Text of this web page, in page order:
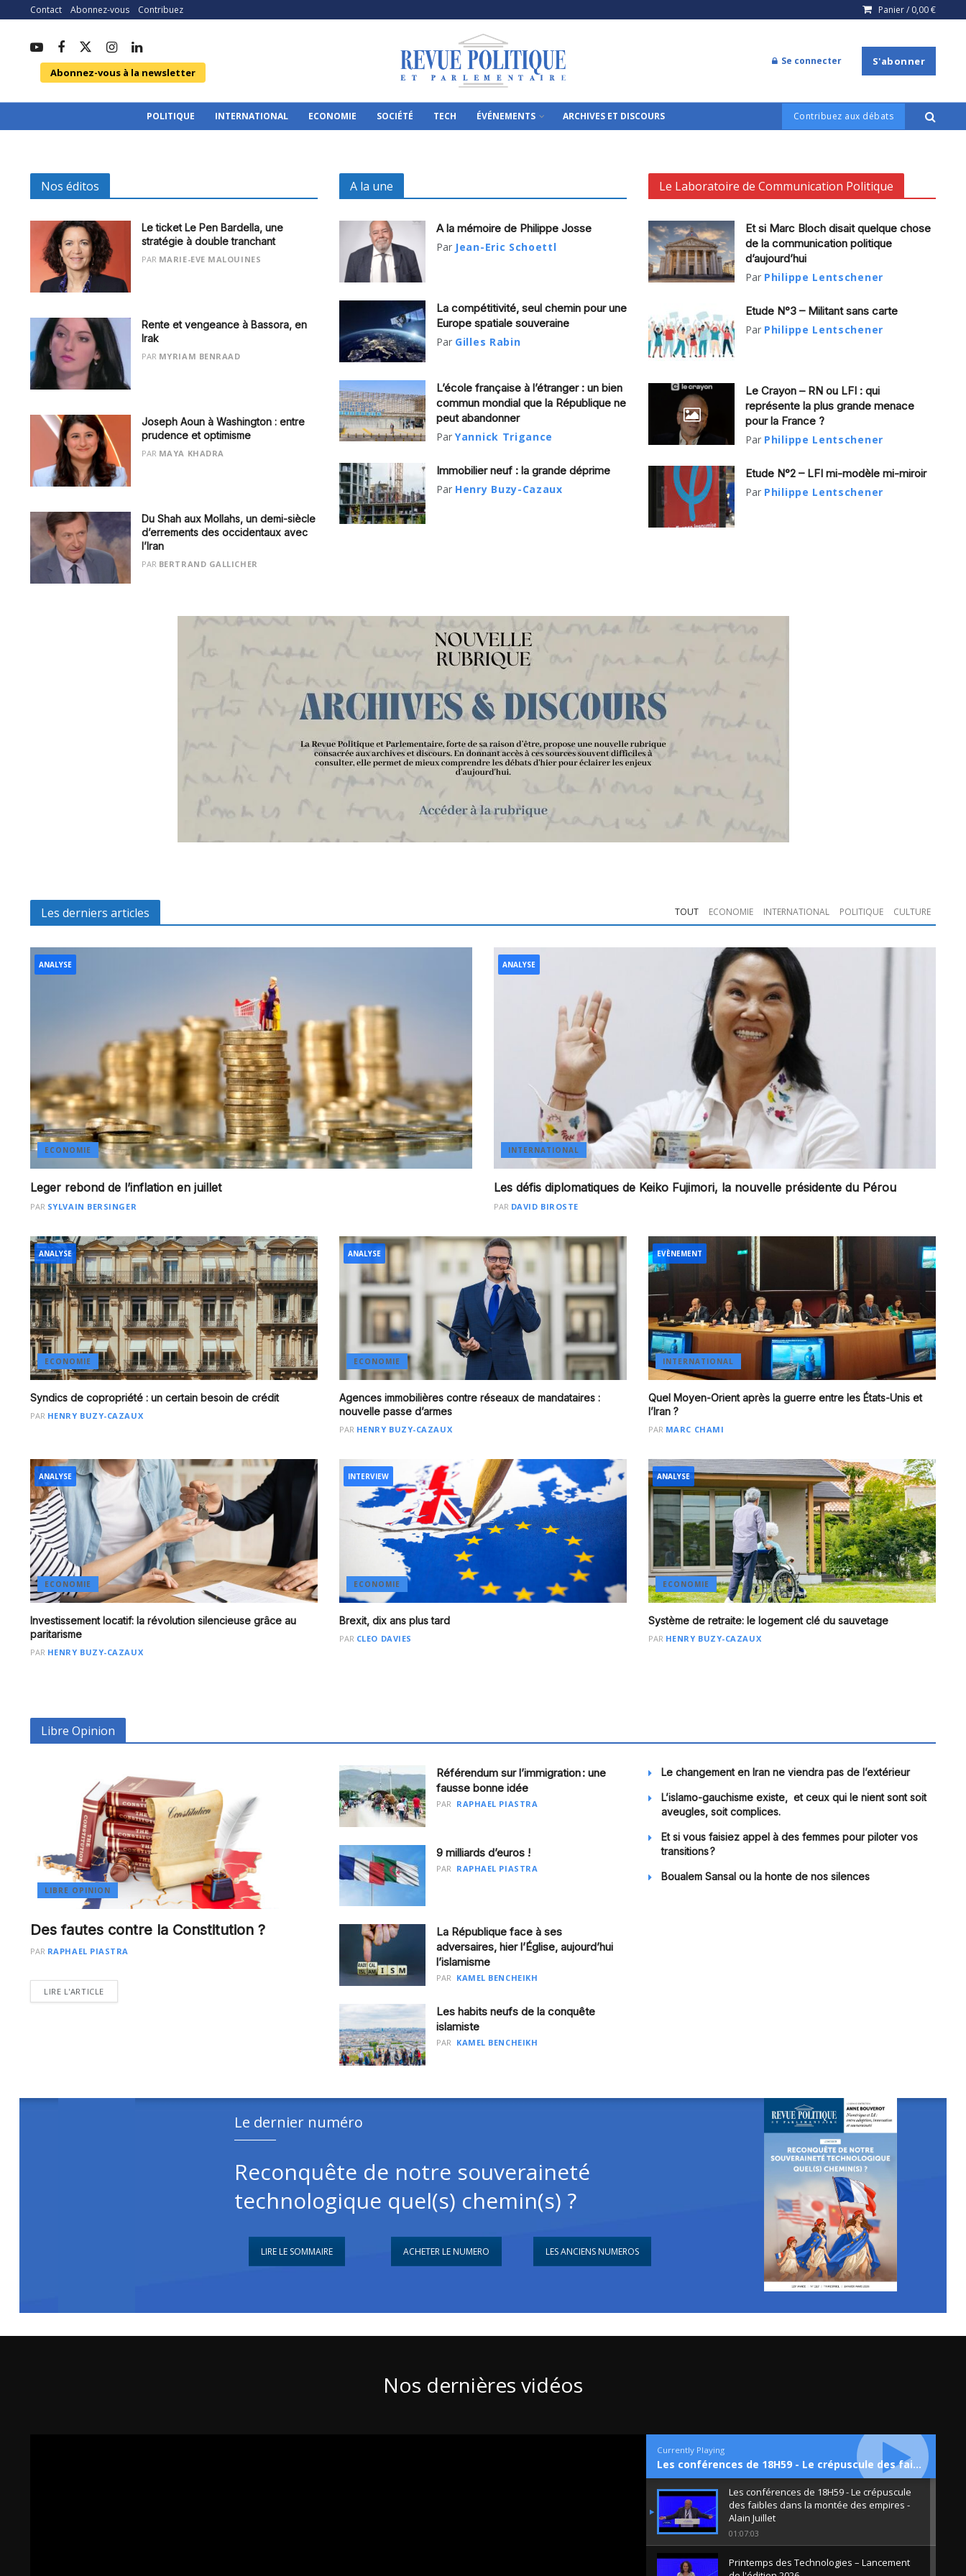
Contact Abonnez-vous Contribuez Panier / 0,00€
Abonnez-vous à la newsletter
Se connecter S'abonner
POLITIQUE INTERNATIONAL ECONOMIE SOCIÉTÉ TECH ÉVÉNEMENTS ARCHIVES ET DISCOURS Contribuez aux débats
Nos éditos
Le ticket Le Pen Bardella, une
stratégie à double tranchant
PAR MARIE-EVE MALOUINES
Rente et vengeance à Bassora, en
Irak
PAR MYRIAM BENRAAD
Joseph Aoun à Washington : entre
prudence et optimisme
PAR MAYA KHADRA
Du Shah aux Mollahs, un demi-siècle
d’errements des occidentaux avec
l’Iran
PAR BERTRAND GALLICHER
A la une
A la mémoire de Philippe Josse
Par Jean-Eric Schoettl
La compétitivité, seul chemin pour une
Europe spatiale souveraine
Par Gilles Rabin
L’école française à l’étranger : un bien
commun mondial que la République ne
peut abandonner
Par Yannick Trigance
Immobilier neuf : la grande déprime
Par Henry Buzy-Cazaux
Le Laboratoire de Communication Politique
Et si Marc Bloch disait quelque chose
de la communication politique
d’aujourd’hui
Par Philippe Lentschener
Etude N°3 – Militant sans carte
Par Philippe Lentschener
Le Crayon – RN ou LFI : qui
représente la plus grande menace
pour la France ?
Par Philippe Lentschener
Etude N°2 – LFI mi-modèle mi-miroir
Par Philippe Lentschener
Les derniers articles TOUT ECONOMIE INTERNATIONAL POLITIQUE CULTURE
ANALYSE
ECONOMIE
Leger rebond de l’inflation en juillet
PAR SYLVAIN BERSINGER
ANALYSE
INTERNATIONAL
Les défis diplomatiques de Keiko Fujimori, la nouvelle présidente du Pérou
PAR DAVID BIROSTE
ANALYSE
ECONOMIE
Syndics de copropriété : un certain besoin de crédit
PAR HENRY BUZY-CAZAUX
ANALYSE
ECONOMIE
Agences immobilières contre réseaux de mandataires :
nouvelle passe d’armes
PAR HENRY BUZY-CAZAUX
EVÈNEMENT
INTERNATIONAL
Quel Moyen-Orient après la guerre entre les États-Unis et
l’Iran ?
PAR MARC CHAMI
ANALYSE
ECONOMIE
Investissement locatif: la révolution silencieuse grâce au
paritarisme
PAR HENRY BUZY-CAZAUX
INTERVIEW
ECONOMIE
Brexit, dix ans plus tard
PAR CLEO DAVIES
ANALYSE
ECONOMIE
Système de retraite: le logement clé du sauvetage
PAR HENRY BUZY-CAZAUX
Libre Opinion
LIBRE OPINION
Des fautes contre la Constitution ?
PAR RAPHAEL PIASTRA
LIRE L'ARTICLEDETAILS
Référendum sur l’immigration : une
fausse bonne idée
PAR RAPHAEL PIASTRA
9 milliards d’euros !
PAR RAPHAEL PIASTRA
La République face à ses
adversaires, hier l’Église, aujourd’hui
l’islamisme
PAR KAMEL BENCHEIKH
Les habits neufs de la conquête
islamiste
PAR KAMEL BENCHEIKH
Le changement en Iran ne viendra pas de l’extérieur
L’islamo-gauchisme existe, et ceux qui le nient sont soit
aveugles, soit complices.
Et si vous faisiez appel à des femmes pour piloter vos
transitions ?
Boualem Sansal ou la honte de nos silences
Le dernier numéro
Reconquête de notre souveraineté
technologique quel(s) chemin(s) ?
LIRE LE SOMMAIRE ACHETER LE NUMERO LES ANCIENS NUMEROS
Nos dernières vidéos
Currently Playing
Les conférences de 18H59 - Le crépuscule des faibles dans la montée des empires - Alain Juillet
Les conférences de 18H59 - Le crépuscule
des faibles dans la montée des empires -
Alain Juillet
01:07:03
Printemps des Technologies – Lancement